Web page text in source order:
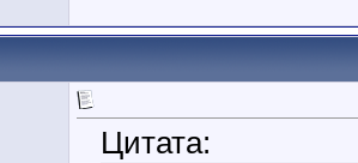
Цитата: